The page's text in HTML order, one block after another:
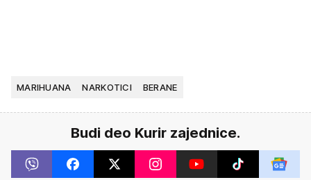
MARIHUANA NARKOTICI BERANE
Budi deo Kurir zajednice.